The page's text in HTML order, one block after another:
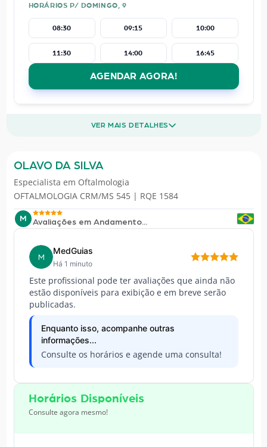
HORÁRIOS P/ DOMINGO, 9
08:30 09:15 10:00
11:30 14:00 16:45
AGENDAR AGORA!
VER MAIS DETALHES
OLAVO DA SILVA
Especialista em Oftalmologia
OFTALMOLOGIA CRM/MS 545 | RQE 1584
M Avaliações em Andamento...
M
MedGuias
Há 1 minuto
Este profissional pode ter avaliações que ainda não
estão disponíveis para exibição e em breve serão
publicadas.
Enquanto isso, acompanhe outras
informações...
Consulte os horários e agende uma consulta!
Horários Disponíveis
Consulte agora mesmo!